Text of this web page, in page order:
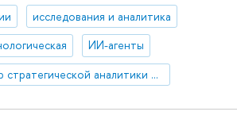
исследования и аналитика
ИИ-агенты
Центр стратегической аналитики и больших данных